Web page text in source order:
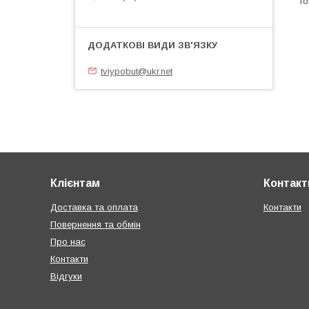
tviypobut@ukr.net
Клієнтам
Доставка та оплата
Повернення та обмін
Про нас
Контакти
Відгуки
Контакти